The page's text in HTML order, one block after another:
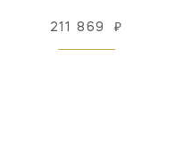
211 869 ₽